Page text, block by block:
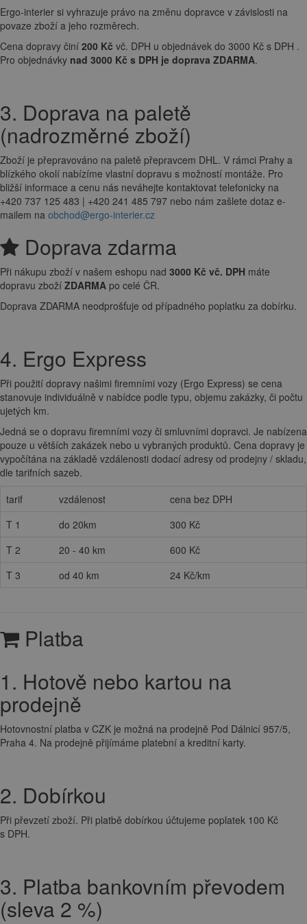
Ergo-interier si vyhrazuje právo na změnu dopravce v závislosti na
povaze zboží a jeho rozměrech.
Cena dopravy činí 200 Kč vč. DPH u objednávek do 3000 Kč s DPH .
Pro objednávky nad 3000 Kč s DPH je doprava ZDARMA.
3. Doprava na paletě
(nadrozměrné zboží)
Zboží je přepravováno na paletě přepravcem DHL. V rámci Prahy a
blízkého okolí nabízíme vlastní dopravu s možností montáže. Pro
bližší informace a cenu nás neváhejte kontaktovat telefonicky na
+420 737 125 483 | +420 241 485 797 nebo nám zašlete dotaz e-
mailem na obchod@ergo-interier.cz
Doprava zdarma
Při nákupu zboží v našem eshopu nad 3000 Kč vč. DPH máte
dopravu zboží ZDARMA po celé ČR.
Doprava ZDARMA neodprošťuje od případného poplatku za dobírku.
4. Ergo Express
Při použití dopravy našimi firemními vozy (Ergo Express) se cena
stanovuje individuálně v nabídce podle typu, objemu zakázky, či počtu
ujetých km.
Jedná se o dopravu firemními vozy či smluvními dopravci. Je nabízena
pouze u větších zakázek nebo u vybraných produktů. Cena dopravy je
vypočítána na základě vzdálenosti dodací adresy od prodejny / skladu,
dle tarifních sazeb.
tarif
vzdálenost
cena bez DPH
T 1
do 20km
300 Kč
T 2
20 - 40 km
600 Kč
T 3
od 40 km 24 Kč/km
Platba
1. Hotově nebo kartou na
prodejně
Hotovnostní platba v CZK je možná na prodejně Pod Dálnicí 957/5,
Praha 4. Na prodejně přijímáme platební a kreditní karty.
2. Dobírkou
Při převzetí zboží. Při platbě dobírkou účtujeme poplatek 100 Kč
s DPH.
3. Platba bankovním převodem
(sleva 2 %)